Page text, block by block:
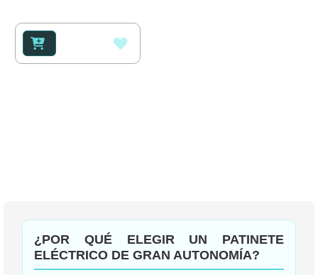
A
¿POR QUÉ ELEGIR UN PATINETE
ELÉCTRICO DE GRAN AUTONOMÍA?